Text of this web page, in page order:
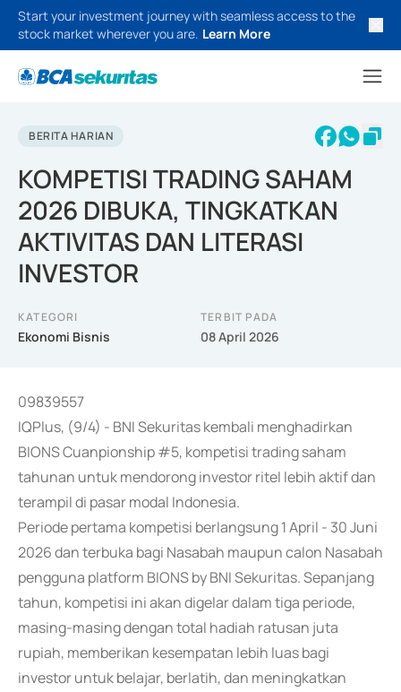
Start your investment journey with seamless access to the
stock market wherever you are. Learn More
BERITA HARIAN
KOMPETISI TRADING SAHAM
2026 DIBUKA, TINGKATKAN
AKTIVITAS DAN LITERASI
INVESTOR
KATEGORI
Ekonomi Bisnis
TERBIT PADA
08 April 2026
09839557
IQPlus, (9/4) - BNI Sekuritas kembali menghadirkan
BIONS Cuanpionship #5, kompetisi trading saham
tahunan untuk mendorong investor ritel lebih aktif dan
terampil di pasar modal Indonesia.
Periode pertama kompetisi berlangsung 1 April - 30 Juni
2026 dan terbuka bagi Nasabah maupun calon Nasabah
pengguna platform BIONS by BNI Sekuritas. Sepanjang
tahun, kompetisi ini akan digelar dalam tiga periode,
masing-masing dengan total hadiah ratusan juta
rupiah, memberikan kesempatan lebih luas bagi
investor untuk belajar, berlatih, dan meningkatkan